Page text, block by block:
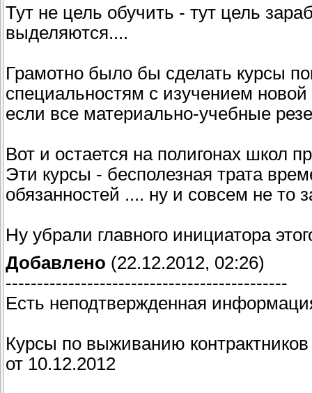
Тут не цель обучить - тут цель
выделяются....
Грамотно было бы сделать курсы
специальностям с изучением новой
если все материально-учебные
Вот и остается на полигонах школ
Эти курсы - бесполезная трата
обязанностей .... ну и совсем не то
Ну убрали главного инициатора
Добавлено (22.12.2012, 02:26)
---------------------------------------------
Есть неподтвержденная
Курсы по выживанию
от 10.12.2012